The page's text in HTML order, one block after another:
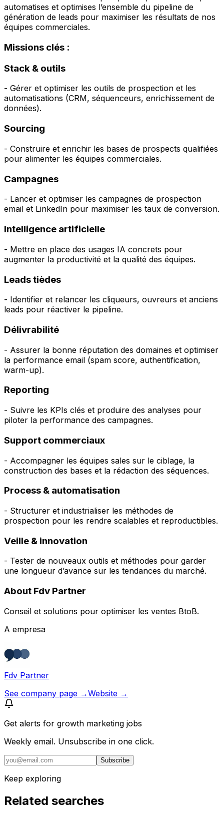
automatises et optimises l’ensemble du pipeline de
génération de leads pour maximiser les résultats de nos
équipes commerciales.
Missions clés :
Stack & outils
- Gérer et optimiser les outils de prospection et les
automatisations (CRM, séquenceurs, enrichissement de
données).
Sourcing
- Construire et enrichir les bases de prospects qualifiées
pour alimenter les équipes commerciales.
Campagnes
- Lancer et optimiser les campagnes de prospection
email et LinkedIn pour maximiser les taux de conversion.
Intelligence artificielle
- Mettre en place des usages IA concrets pour
augmenter la productivité et la qualité des équipes.
Leads tièdes
- Identifier et relancer les cliqueurs, ouvreurs et anciens
leads pour réactiver le pipeline.
Délivrabilité
- Assurer la bonne réputation des domaines et optimiser
la performance email (spam score, authentification,
warm-up).
Reporting
- Suivre les KPIs clés et produire des analyses pour
piloter la performance des campagnes.
Support commerciaux
- Accompagner les équipes sales sur le ciblage, la
construction des bases et la rédaction des séquences.
Process & automatisation
- Structurer et industrialiser les méthodes de
prospection pour les rendre scalables et reproductibles.
Veille & innovation
- Tester de nouveaux outils et méthodes pour garder
une longueur d’avance sur les tendances du marché.
About Fdv Partner
Conseil et solutions pour optimiser les ventes BtoB.
A empresa
Fdv Partner
See company page →Website →
Get alerts for growth marketing jobs
Weekly email. Unsubscribe in one click.
Subscribe
Keep exploring
Related searches